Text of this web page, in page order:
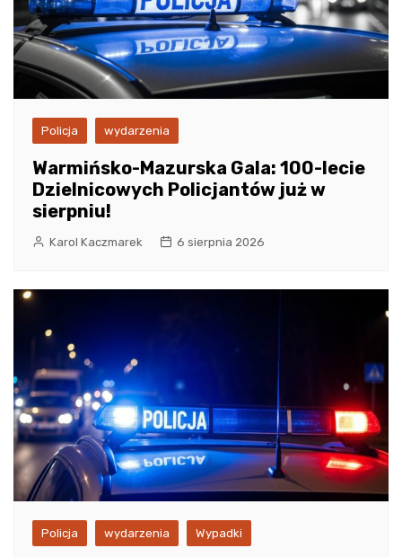
Policja wydarzenia
Warmińsko-Mazurska Gala: 100-lecie
Dzielnicowych Policjantów już w
sierpniu!
Karol Kaczmarek 6 sierpnia 2026
Policja wydarzenia Wypadki